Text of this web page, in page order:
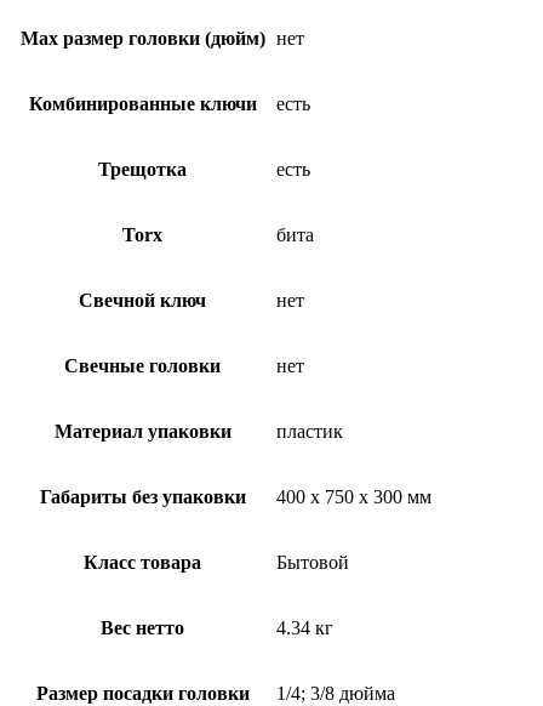
Max размер головки (дюйм) нет
Комбинированные ключи есть
Трещотка есть
Torx бита
Свечной ключ нет
Свечные головки нет
Материал упаковки пластик
Габариты без упаковки 400 x 750 x 300 мм
Класс товара Бытовой
Вес нетто 4.34 кг
Размер посадки головки 1/4; 3/8 дюйма